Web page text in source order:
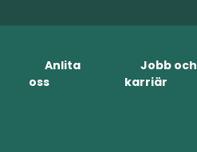
Anlita
oss
Jobb och
karriär